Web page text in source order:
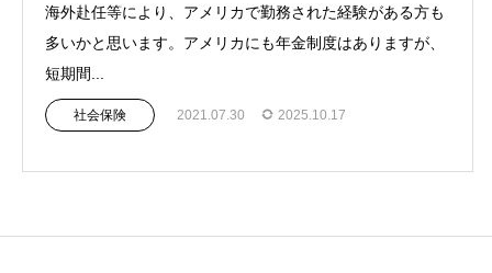
海外赴任等により、アメリカで勤務された経験がある方も
多いかと思います。アメリカにも年金制度はありますが、
短期間...
社会保険 2021.07.30 2025.10.17